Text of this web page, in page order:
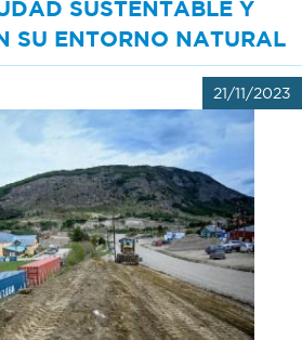
SUSTENTABLE Y
SU ENTORNO NATURAL
21/11/2023